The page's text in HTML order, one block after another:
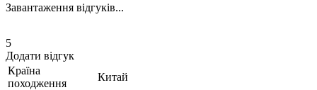
Завантаження відгуків...
5
Додати відгук
Країна
походження
Китай